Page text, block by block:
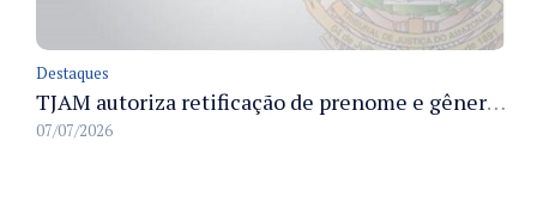
Destaques
TJAM autoriza retificação de prenome e gênero em registros civis na Comarca de Benjamin Constant
07/07/2026